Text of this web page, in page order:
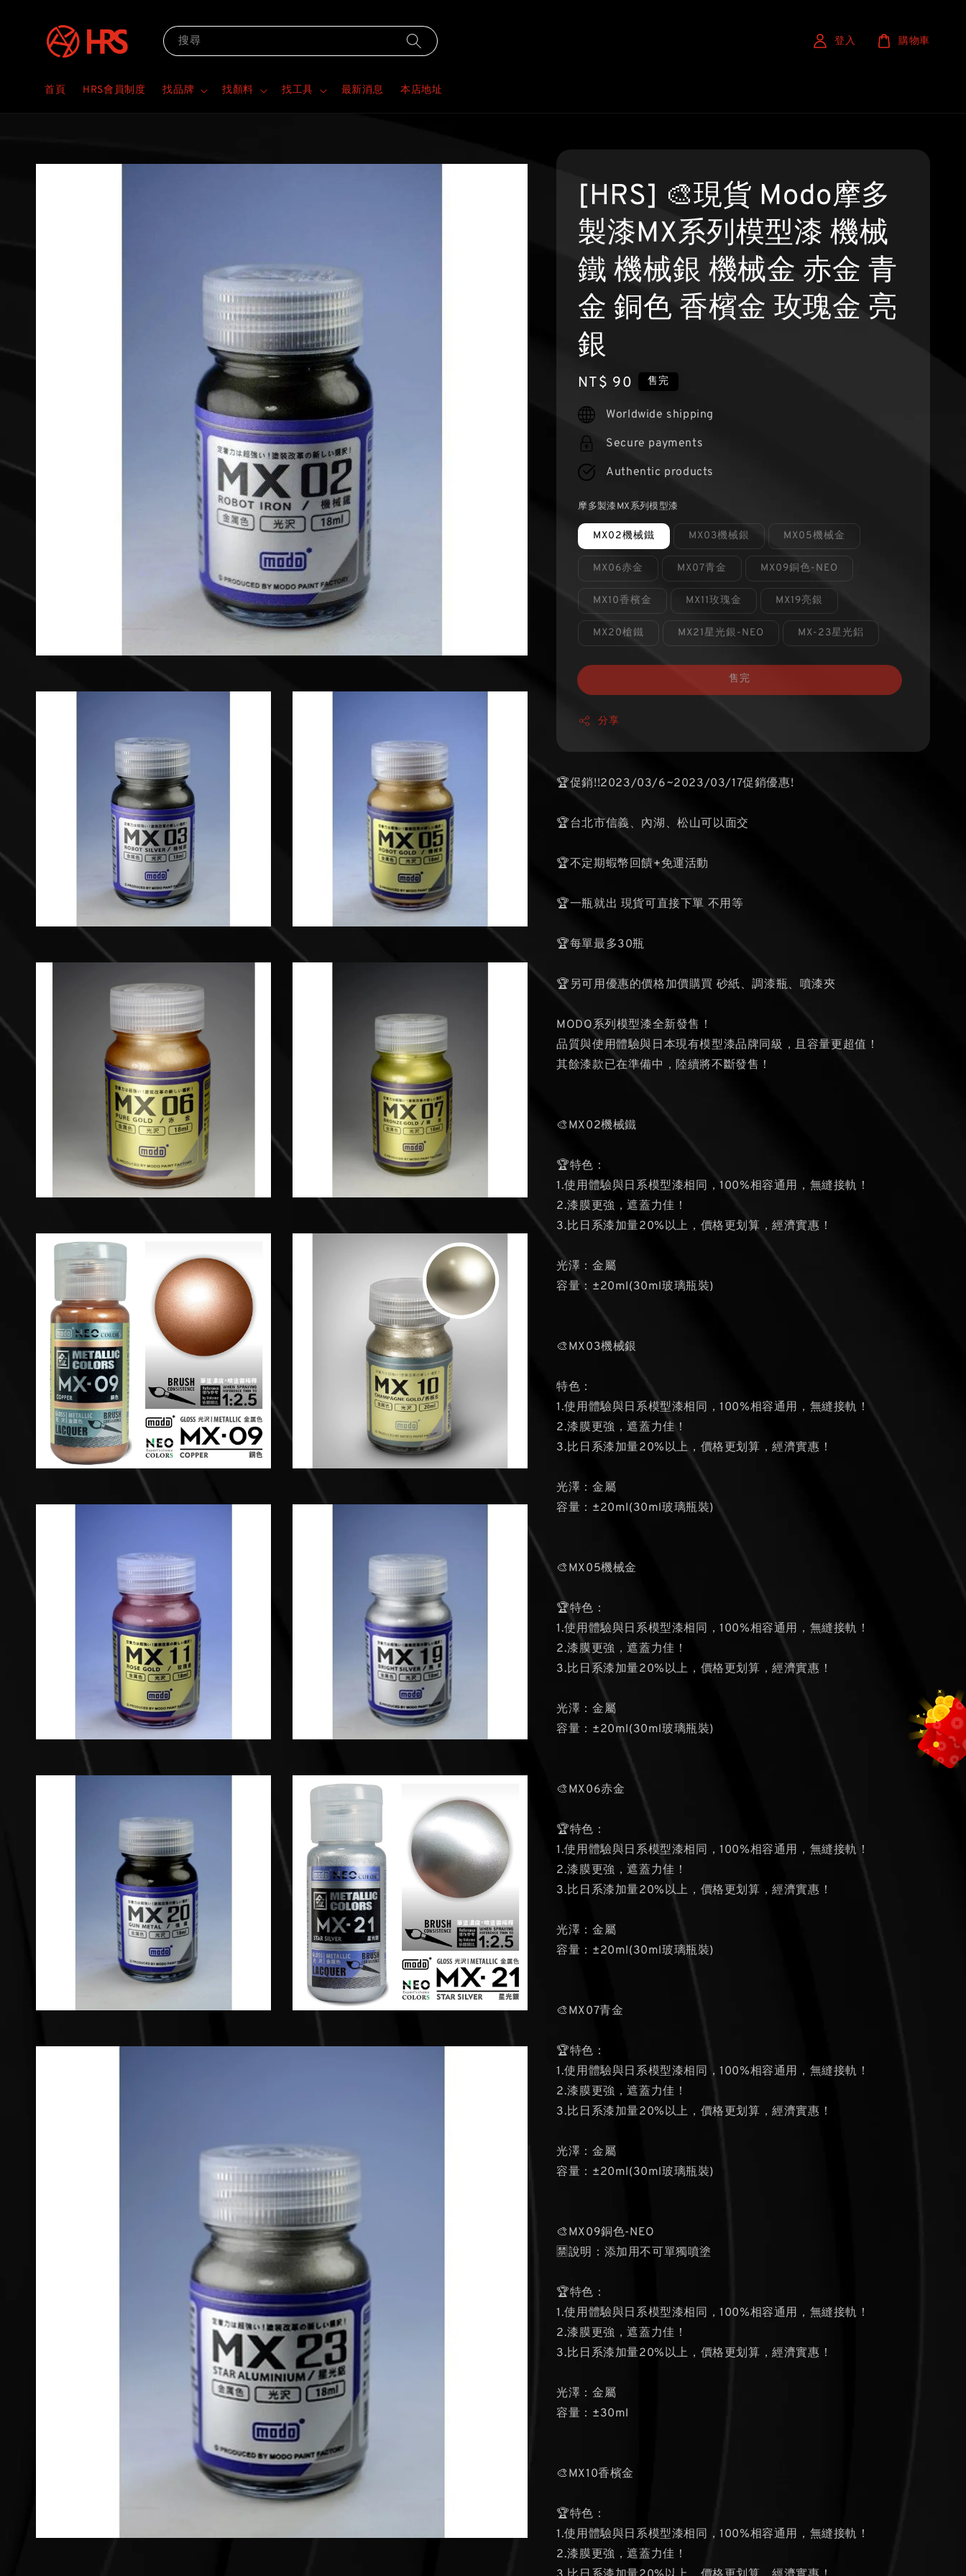
搜尋
首頁 HRS會員制度 找品牌 找顏料 找工具 最新消息 本店地址
登入 購物車
[HRS] 🎨現貨 Modo摩多
製漆MX系列模型漆 機械
鐵 機械銀 機械金 赤金 青
金 銅色 香檳金 玫瑰金 亮
銀
Regular
price
NT$ 90 售完
Worldwide shipping
Secure payments
Authentic products
摩多製漆MX系列模型漆
MX02機械鐵 MX03機械銀 MX05機械金
MX06赤金 MX07青金 MX09銅色-NEO
MX10香檳金 MX11玫瑰金 MX19亮銀
MX20槍鐵 MX21星光銀-NEO MX-23星光鋁
售完
分享
🏆促銷!!2023/03/6~2023/03/17促銷優惠!
🏆台北市信義、內湖、松山可以面交
🏆不定期蝦幣回饋+免運活動
🏆一瓶就出 現貨可直接下單 不用等
🏆每單最多30瓶
🏆另可用優惠的價格加價購買 砂紙、調漆瓶、噴漆夾
MODO系列模型漆全新發售！
品質與使用體驗與日本現有模型漆品牌同級，且容量更超值！
其餘漆款已在準備中，陸續將不斷發售！
🎨MX02機械鐵
🏆特色：
1.使用體驗與日系模型漆相同，100%相容通用，無縫接軌！
2.漆膜更強，遮蓋力佳！
3.比日系漆加量20%以上，價格更划算，經濟實惠！
光澤：金屬
容量：±20ml(30ml玻璃瓶裝)
🎨MX03機械銀
特色：
1.使用體驗與日系模型漆相同，100%相容通用，無縫接軌！
2.漆膜更強，遮蓋力佳！
3.比日系漆加量20%以上，價格更划算，經濟實惠！
光澤：金屬
容量：±20ml(30ml玻璃瓶裝)
🎨MX05機械金
🏆特色：
1.使用體驗與日系模型漆相同，100%相容通用，無縫接軌！
2.漆膜更強，遮蓋力佳！
3.比日系漆加量20%以上，價格更划算，經濟實惠！
光澤：金屬
容量：±20ml(30ml玻璃瓶裝)
🎨MX06赤金
🏆特色：
1.使用體驗與日系模型漆相同，100%相容通用，無縫接軌！
2.漆膜更強，遮蓋力佳！
3.比日系漆加量20%以上，價格更划算，經濟實惠！
光澤：金屬
容量：±20ml(30ml玻璃瓶裝)
🎨MX07青金
🏆特色：
1.使用體驗與日系模型漆相同，100%相容通用，無縫接軌！
2.漆膜更強，遮蓋力佳！
3.比日系漆加量20%以上，價格更划算，經濟實惠！
光澤：金屬
容量：±20ml(30ml玻璃瓶裝)
🎨MX09銅色-NEO
🈲說明：添加用不可單獨噴塗
🏆特色：
1.使用體驗與日系模型漆相同，100%相容通用，無縫接軌！
2.漆膜更強，遮蓋力佳！
3.比日系漆加量20%以上，價格更划算，經濟實惠！
光澤：金屬
容量：±30ml
🎨MX10香檳金
🏆特色：
1.使用體驗與日系模型漆相同，100%相容通用，無縫接軌！
2.漆膜更強，遮蓋力佳！